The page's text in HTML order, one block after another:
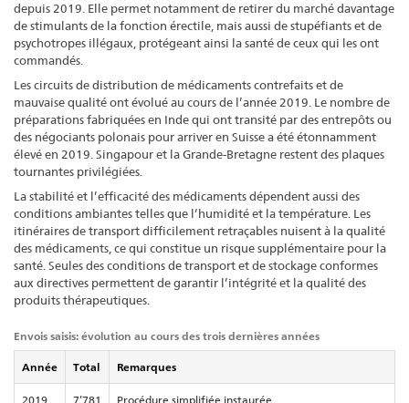
depuis 2019. Elle permet notamment de retirer du marché davantage
de stimulants de la fonction érectile, mais aussi de stupéfiants et de
psychotropes illégaux, protégeant ainsi la santé de ceux qui les ont
commandés.
Les circuits de distribution de médicaments contrefaits et de
mauvaise qualité ont évolué au cours de l’année 2019. Le nombre de
préparations fabriquées en Inde qui ont transité par des entrepôts ou
des négociants polonais pour arriver en Suisse a été étonnamment
élevé en 2019. Singapour et la Grande-Bretagne restent des plaques
tournantes privilégiées.
La stabilité et l’efficacité des médicaments dépendent aussi des
conditions ambiantes telles que l’humidité et la température. Les
itinéraires de transport difficilement retraçables nuisent à la qualité
des médicaments, ce qui constitue un risque supplémentaire pour la
santé. Seules des conditions de transport et de stockage conformes
aux directives permettent de garantir l’intégrité et la qualité des
produits thérapeutiques.
Envois saisis: évolution au cours des trois dernières années
Année Total Remarques
2019 7’781 Procédure simplifiée instaurée